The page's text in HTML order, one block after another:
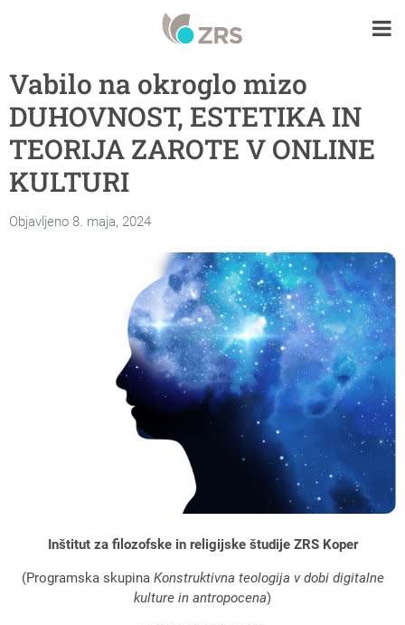
Vabilo na okroglo mizo
DUHOVNOST, ESTETIKA IN
TEORIJA ZAROTE V ONLINE
KULTURI
Objavljeno 8. maja, 2024
Inštitut za filozofske in religijske študije ZRS Koper
(Programska skupina Konstruktivna teologija v dobi digitalne
kulture in antropocena)